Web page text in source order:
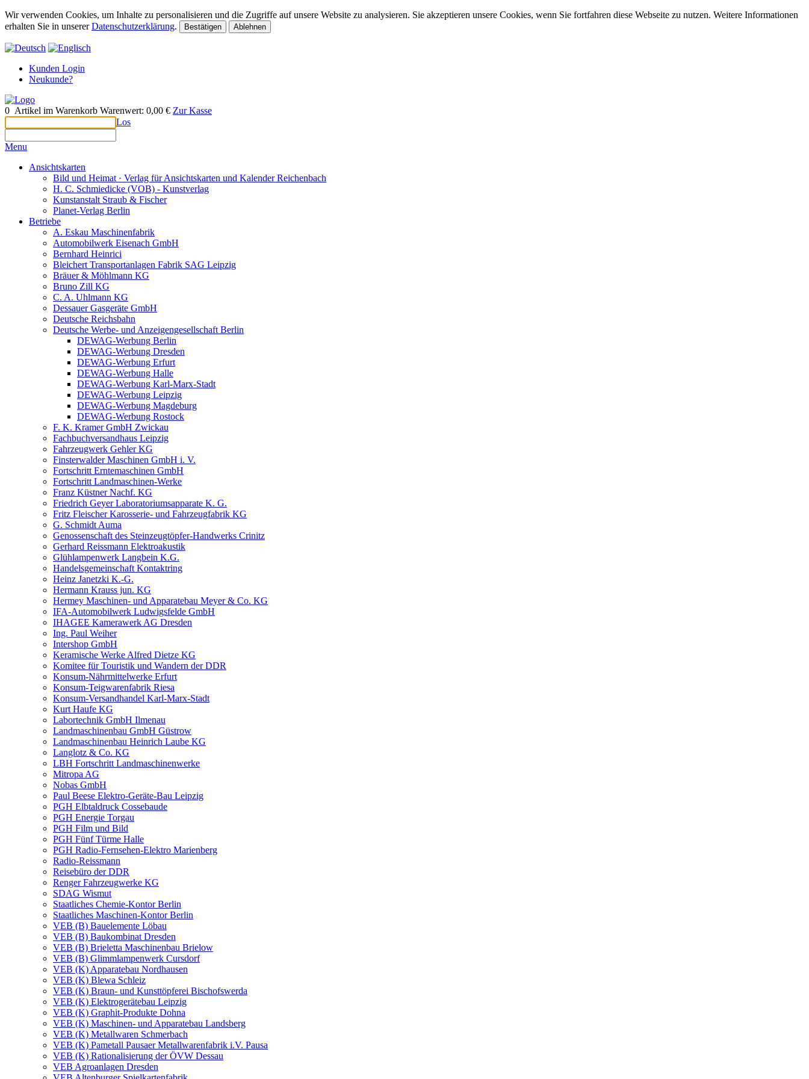
Wir verwenden Cookies, um Inhalte zu personalisieren und die Zugriffe auf unsere Website zu analysieren. Sie akzeptieren unsere Cookies, wenn Sie fortfahren diese Webseite zu nutzen. Weitere Informationen
erhalten Sie in unsererDatenschutzerklärung. Bestätigen Ablehnen
Kunden Login
Neukunde?
0 Artikel im Warenkorb Warenwert: 0,00 € Zur Kasse
Los
Menu
Ansichtskarten
Bild und Heimat · Verlag für Ansichtskarten und Kalender Reichenbach
H. C. Schmiedicke (VOB) - Kunstverlag
Kunstanstalt Straub & Fischer
Planet-Verlag Berlin
Betriebe
A. Eskau Maschinenfabrik
Automobilwerk Eisenach GmbH
Bernhard Heinrici
Bleichert Transportanlagen Fabrik SAG Leipzig
Bräuer & Möhlmann KG
Bruno Zill KG
C. A. Uhlmann KG
Dessauer Gasgeräte GmbH
Deutsche Reichsbahn
Deutsche Werbe- und Anzeigengesellschaft Berlin
DEWAG-Werbung Berlin
DEWAG-Werbung Dresden
DEWAG-Werbung Erfurt
DEWAG-Werbung Halle
DEWAG-Werbung Karl-Marx-Stadt
DEWAG-Werbung Leipzig
DEWAG-Werbung Magdeburg
DEWAG-Werbung Rostock
F. K. Kramer GmbH Zwickau
Fachbuchversandhaus Leipzig
Fahrzeugwerk Gehler KG
Finsterwalder Maschinen GmbH i. V.
Fortschritt Erntemaschinen GmbH
Fortschritt Landmaschinen-Werke
Franz Küstner Nachf. KG
Friedrich Geyer Laboratoriumsapparate K. G.
Fritz Fleischer Karosserie- und Fahrzeugfabrik KG
G. Schmidt Auma
Genossenschaft des Steinzeugtöpfer-Handwerks Crinitz
Gerhard Reissmann Elektroakustik
Glühlampenwerk Langbein K.G.
Handelsgemeinschaft Kontaktring
Heinz Janetzki K.-G.
Hermann Krauss jun. KG
Hermey Maschinen- und Apparatebau Meyer & Co. KG
IFA-Automobilwerk Ludwigsfelde GmbH
IHAGEE Kamerawerk AG Dresden
Ing. Paul Weiher
Intershop GmbH
Keramische Werke Alfred Dietze KG
Komitee für Touristik und Wandern der DDR
Konsum-Nährmittelwerke Erfurt
Konsum-Teigwarenfabrik Riesa
Konsum-Versandhandel Karl-Marx-Stadt
Kurt Haufe KG
Labortechnik GmbH Ilmenau
Landmaschinenbau GmbH Güstrow
Landmaschinenbau Heinrich Laube KG
Langlotz & Co. KG
LBH Fortschritt Landmaschinenwerke
Mitropa AG
Nobas GmbH
Paul Beese Elektro-Geräte-Bau Leipzig
PGH Elbtaldruck Cossebaude
PGH Energie Torgau
PGH Film und Bild
PGH Fünf Türme Halle
PGH Radio-Fernsehen-Elektro Marienberg
Radio-Reissmann
Reisebüro der DDR
Renger Fahrzeugwerke KG
SDAG Wismut
Staatliches Chemie-Kontor Berlin
Staatliches Maschinen-Kontor Berlin
VEB (B) Bauelemente Löbau
VEB (B) Baukombinat Dresden
VEB (B) Brieletta Maschinenbau Brielow
VEB (B) Glimmlampenwerk Cursdorf
VEB (K) Apparatebau Nordhausen
VEB (K) Blewa Schleiz
VEB (K) Braun- und Kunsttöpferei Bischofswerda
VEB (K) Elektrogerätebau Leipzig
VEB (K) Graphit-Produkte Dohna
VEB (K) Maschinen- und Apparatebau Landsberg
VEB (K) Metallwaren Schmerbach
VEB (K) Pametall Pausaer Metallwarenfabrik i.V. Pausa
VEB (K) Rationalisierung der ÖVW Dessau
VEB Agroanlagen Dresden